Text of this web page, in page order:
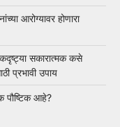
आरोग्यावर होणारा
सकारात्मक कसे
प्रभावी उपाय
पौष्टिक आहे?